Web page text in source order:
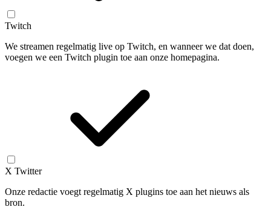
Twitch
We streamen regelmatig live op Twitch, en wanneer we dat doen,
voegen we een Twitch plugin toe aan onze homepagina.
X Twitter
Onze redactie voegt regelmatig X plugins toe aan het nieuws als
bron.